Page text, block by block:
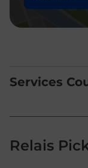
Services
Relais